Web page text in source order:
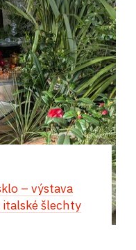
– výstava
italské šlechty